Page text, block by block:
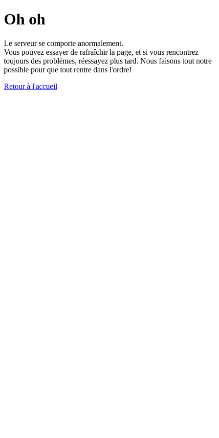
Oh oh
Le serveur se comporte anormalement.
Vous pouvez essayer de rafraîchir la page, et si vous rencontrez
toujours des problèmes, réessayez plus tard. Nous faisons tout notre
possible pour que tout rentre dans l'ordre!
Retour à l'accueil